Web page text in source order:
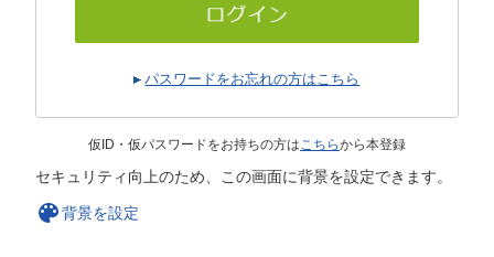
パスワードをお忘れの方はこちら
仮ID・仮パスワードをお持ちの方はこちらから本登録
セキュリティ向上のため、この画面に背景を設定できます。
背景を設定